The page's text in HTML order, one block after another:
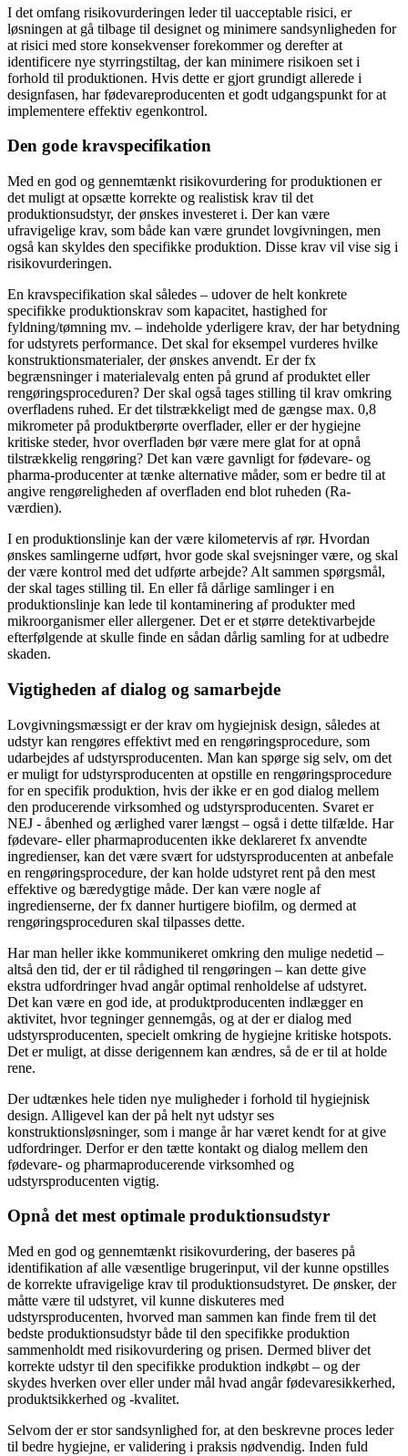
I det omfang risikovurderingen leder til uacceptable risici, er
løsningen at gå tilbage til designet og minimere sandsynligheden for
at risici med store konsekvenser forekommer og derefter at
identificere nye styrringstiltag, der kan minimere risikoen set i
forhold til produktionen. Hvis dette er gjort grundigt allerede i
designfasen, har fødevareproducenten et godt udgangspunkt for at
implementere effektiv egenkontrol.
Den gode kravspecifikation
Med en god og gennemtænkt risikovurdering for produktionen er
det muligt at opsætte korrekte og realistisk krav til det
produktionsudstyr, der ønskes investeret i. Der kan være
ufravigelige krav, som både kan være grundet lovgivningen, men
også kan skyldes den specifikke produktion. Disse krav vil vise sig i
risikovurderingen.
En kravspecifikation skal således – udover de helt konkrete
specifikke produktionskrav som kapacitet, hastighed for
fyldning/tømning mv. – indeholde yderligere krav, der har betydning
for udstyrets performance. Det skal for eksempel vurderes hvilke
konstruktionsmaterialer, der ønskes anvendt. Er der fx
begrænsninger i materialevalg enten på grund af produktet eller
rengøringsproceduren? Der skal også tages stilling til krav omkring
overfladens ruhed. Er det tilstrækkeligt med de gængse max. 0,8
mikrometer på produktberørte overflader, eller er der hygiejne
kritiske steder, hvor overfladen bør være mere glat for at opnå
tilstrækkelig rengøring? Det kan være gavnligt for fødevare- og
pharma-producenter at tænke alternative måder, som er bedre til at
angive rengøreligheden af overfladen end blot ruheden (Ra-
værdien).
I en produktionslinje kan der være kilometervis af rør. Hvordan
ønskes samlingerne udført, hvor gode skal svejsninger være, og skal
der være kontrol med det udførte arbejde? Alt sammen spørgsmål,
der skal tages stilling til. En eller få dårlige samlinger i en
produktionslinje kan lede til kontaminering af produkter med
mikroorganismer eller allergener. Det er et større detektivarbejde
efterfølgende at skulle finde en sådan dårlig samling for at udbedre
skaden.
Vigtigheden af dialog og samarbejde
Lovgivningsmæssigt er der krav om hygiejnisk design, således at
udstyr kan rengøres effektivt med en rengøringsprocedure, som
udarbejdes af udstyrsproducenten. Man kan spørge sig selv, om det
er muligt for udstyrsproducenten at opstille en rengøringsprocedure
for en specifik produktion, hvis der ikke er en god dialog mellem
den producerende virksomhed og udstyrsproducenten. Svaret er
NEJ - åbenhed og ærlighed varer længst – også i dette tilfælde. Har
fødevare- eller pharmaproducenten ikke deklareret fx anvendte
ingredienser, kan det være svært for udstyrsproducenten at anbefale
en rengøringsprocedure, der kan holde udstyret rent på den mest
effektive og bæredygtige måde. Der kan være nogle af
ingredienserne, der fx danner hurtigere biofilm, og dermed at
rengøringsproceduren skal tilpasses dette.
Har man heller ikke kommunikeret omkring den mulige nedetid –
altså den tid, der er til rådighed til rengøringen – kan dette give
ekstra udfordringer hvad angår optimal renholdelse af udstyret.
Det kan være en god ide, at produktproducenten indlægger en
aktivitet, hvor tegninger gennemgås, og at der er dialog med
udstyrsproducenten, specielt omkring de hygiejne kritiske hotspots.
Det er muligt, at disse derigennem kan ændres, så de er til at holde
rene.
Der udtænkes hele tiden nye muligheder i forhold til hygiejnisk
design. Alligevel kan der på helt nyt udstyr ses
konstruktionsløsninger, som i mange år har været kendt for at give
udfordringer. Derfor er den tætte kontakt og dialog mellem den
fødevare- og pharmaproducerende virksomhed og
udstyrsproducenten vigtig.
Opnå det mest optimale produktionsudstyr
Med en god og gennemtænkt risikovurdering, der baseres på
identifikation af alle væsentlige brugerinput, vil der kunne opstilles
de korrekte ufravigelige krav til produktionsudstyret. De ønsker, der
måtte være til udstyret, vil kunne diskuteres med
udstyrsproducenten, hvorved man sammen kan finde frem til det
bedste produktionsudstyr både til den specifikke produktion
sammenholdt med risikovurdering og prisen. Dermed bliver det
korrekte udstyr til den specifikke produktion indkøbt – og der
skydes hverken over eller under mål hvad angår fødevaresikkerhed,
produktsikkerhed og -kvalitet.
Selvom der er stor sandsynlighed for, at den beskrevne proces leder
til bedre hygiejne, er validering i praksis nødvendig. Inden fuld